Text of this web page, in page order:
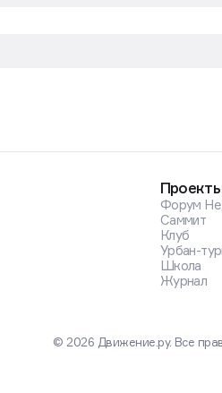
Форум
Саммит
Клуб
Урбан-
Школа
Журнал
© 2026 Движение.ру. Все